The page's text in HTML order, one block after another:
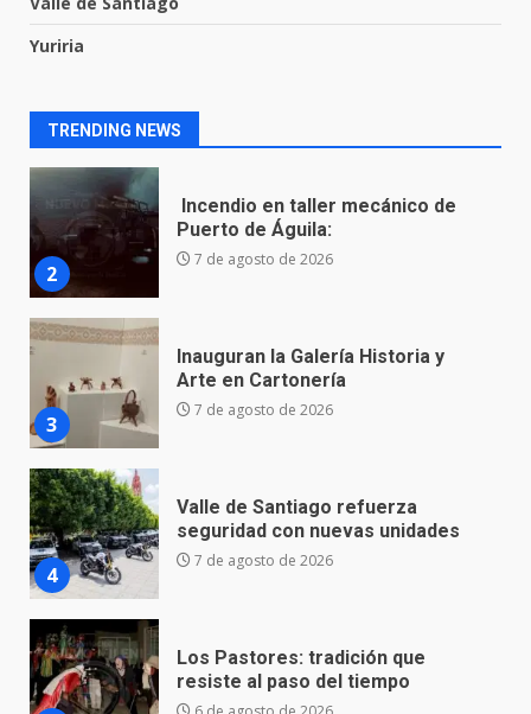
Yuriria
TRENDING NEWS
2
7 de agosto de 2026
3
Inauguran la Galería Historia y
Arte en Cartonería
7 de agosto de 2026
4
Valle de Santiago refuerza
seguridad con nuevas unidades
7 de agosto de 2026
5
Los Pastores: tradición que
resiste al paso del tiempo
6 de agosto de 2026
El Pbro. Mario Alberto Pérez
asume la administración de la
parroquia de Guarapo